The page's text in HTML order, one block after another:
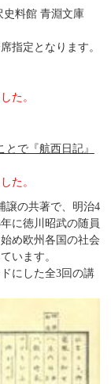
料館 青淵文庫
指定となります。
た。
で『航西日記』
た。
譲の共著で、明治4
に徳川昭武の随員
め欧州各国の社会
います。
にした全3回の講